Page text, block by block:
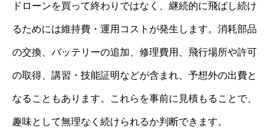
ドローンを買って終わりではなく、継続的に飛ばし続け
るためには維持費・運用コストが発生します。消耗部品
の交換、バッテリーの追加、修理費用、飛行場所や許可
の取得、講習・技能証明などが含まれ、予想外の出費と
なることもあります。これらを事前に見積もることで、
趣味として無理なく続けられるか判断できます。